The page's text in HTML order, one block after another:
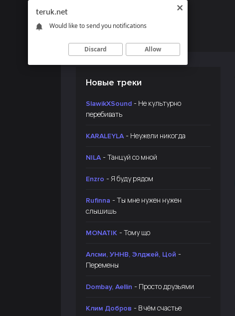
Новые треки
SlawikXSound - Не культурно
перебивать
KARALEYLA - Неужели никогда
NILA - Танцуй со мной
Enzro - Я буду рядом
Rufinna - Ты мне нужен нужен
слышишь
MONATIK - Тому що
Алсми, УННВ, Элджей, Цой -
Перемены
Dombay, Aellin - Просто друзьями
Клим Добров - В чём счастье
teruk.net
Would like to send you notifications
Discard Allow